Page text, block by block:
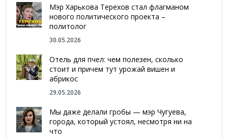
Мэр Харькова Терехов стал флагманом
нового политического проекта –
политолог
30.05.2026
Отель для пчел: чем полезен, сколько
стоит и причем тут урожай вишен и
абрикос
29.05.2026
Мы даже делали гробы — мэр Чугуева,
города, который устоял, несмотря ни на
что